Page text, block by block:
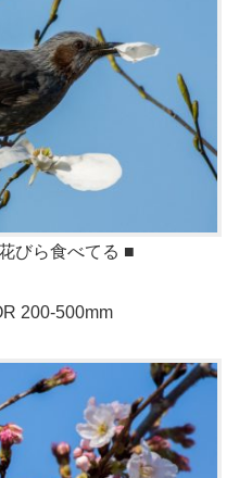
びら食べてる ■
200-500mm